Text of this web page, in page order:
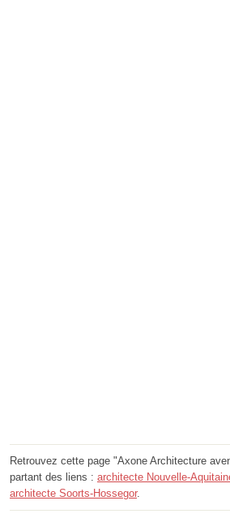
Retrouvez cette page "Axone Architecture
partant des liens : architecte Nouvelle-
architecte Soorts-Hossegor.